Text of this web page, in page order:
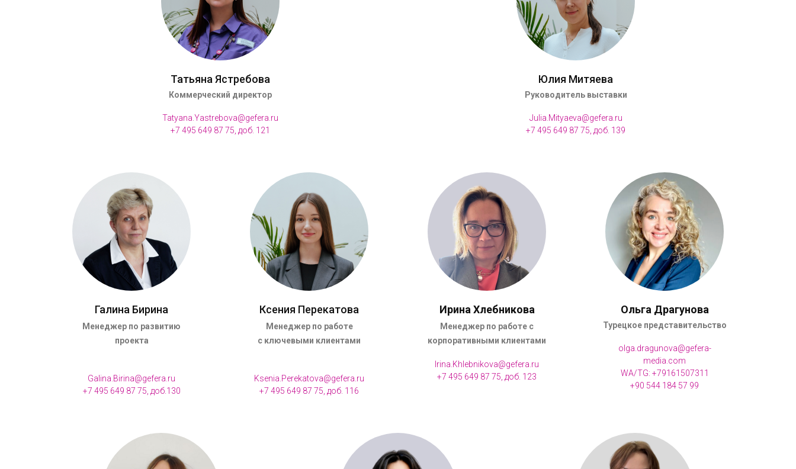
Татьяна Ястребова
Коммерческий директор
Tatyana.Yastrebova@gefera.ru
+7 495 649 87 75, доб. 121
Юлия Митяева
Руководитель выставки
Julia.Mityaeva@gefera.ru
+7 495 649 87 75, доб. 139
Галина Бирина
Менеджер по развитию
проекта
Galina.Birina@gefera.ru
+7 495 649 87 75, доб.130
Ксения Перекатова
Менеджер по работе
с ключевыми клиентами
Ksenia.Perekatova@gefera.ru
+7 495 649 87 75, доб. 116
Ирина Хлебникова
Менеджер по работе с
корпоративными клиентами
Irina.Khlebnikova@gefera.ru
+7 495 649 87 75, доб. 1 23
Ольга Драгунова
Турецкое представительство
olga.dragunova@gefera-
media.com
WA/TG: +79161507311
+90 544 184 57 99